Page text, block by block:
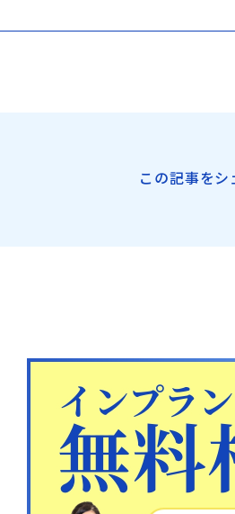
日本歯科札幌
011-242-8148
月火水金土 10:00〜13:30 /
14:30〜18:00
日本歯科札幌
この記事を